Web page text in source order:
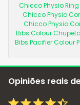
Chicco Physio
Chicco Physio
Chicco Physio
Bibs Colour
Bibs Pacifier Colour
Opiniões reais